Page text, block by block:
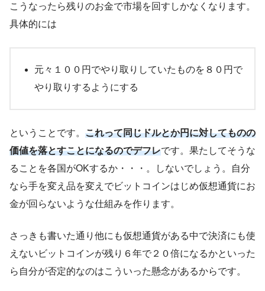
こうなったら残りのお金で市場を回すしかなくなります。
具体的には
元々１００円でやり取りしていたものを８０円で
やり取りするようにする
ということです。 これって同じドルとか円に対してものの
価値を落とすことになるのでデフレです。果たしてそうな
ることを各国がOKするか・・・。しないでしょう。自分
なら手を変え品を変えでビットコインはじめ仮想通貨にお
金が回らないような仕組みを作ります。
さっきも書いた通り他にも仮想通貨がある中で決済にも使
えないビットコインが残り６年で２０倍になるかといった
ら自分が否定的なのはこういった懸念があるからです。